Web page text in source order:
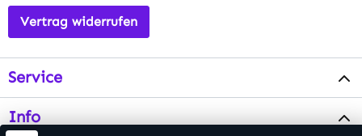
Vertrag widerrufen
Service
Info